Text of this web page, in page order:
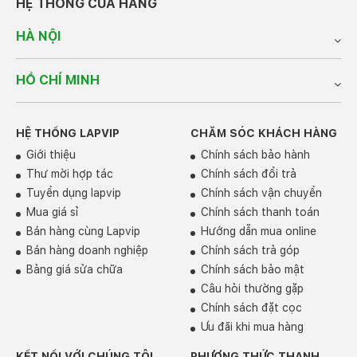
Đa dạng các cổng kết nối
Mặc dù sở hữu ngoại hình mỏng nhẹ nhưng Thinkbook
14 G4+ được trang bị đa dạng cổng kết nối bao gồm:
cổng USB-C 3.2 Gen 2, một cổng Thunderbolt 4, cổng
HDMI, cổng RJ45 và giắc cắm tai nghe 3.5mm, cho
như chuột, bàn phím, tai nghe,....
HỆ THỐNG CỬA HÀNG
HÀ NỘI
HỒ CHÍ MINH
HỆ THỐNG LAPVIP
Giới thiệu
Thư mời hợp tác
Tuyển dụng lapvip
Mua giá sỉ
Bán hàng cùng Lapvip
Bán hàng doanh nghiệp
Bảng giá sửa chữa
CHĂM SÓC KHÁCH HÀNG
Chính sách bảo hành
Chính sách đổi trả
Chính sách vận chuyển
Chính sách thanh toán
Hướng dẫn mua online
Chính sách trả góp
Chính sách bảo mật
Câu hỏi thường gặp
Chính sách đặt cọc
Ưu đãi khi mua hàng